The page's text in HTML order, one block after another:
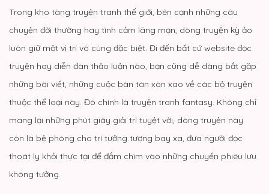
Trong kho tàng truyện tranh thế giới, bên cạnh những câu
chuyện đời thường hay tình cảm lãng mạn, dòng truyện kỳ ảo
luôn giữ một vị trí vô cùng đặc biệt. Đi đến bất cứ website đọc
truyện hay diễn đàn thảo luận nào, bạn cũng dễ dàng bắt gặp
những bài viết, những cuộc bàn tán xôn xao về các bộ truyện
thuộc thể loại này. Đó chính là truyện tranh fantasy. Không chỉ
mang lại những phút giây giải trí tuyệt vời, dòng truyện này
còn là bệ phóng cho trí tưởng tượng bay xa, đưa người đọc
thoát ly khỏi thực tại để đắm chìm vào những chuyến phiêu lưu
không tưởng.